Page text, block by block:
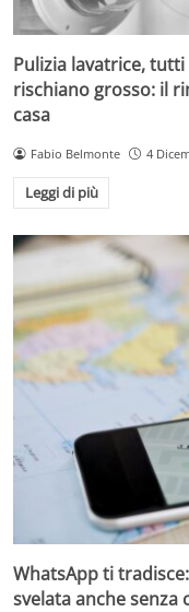
Pulizia lavatrice,
rischiano grosso: il
casa
Fabio Belmonte 4
Leggi di più
WhatsApp ti
svelata anche senza